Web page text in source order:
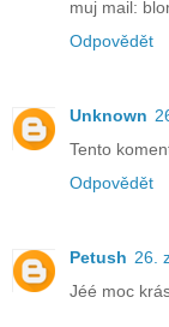
muj mail:
Odpovědět
Unknown
Tento
Odpovědět
Petush 26.
Jéé moc